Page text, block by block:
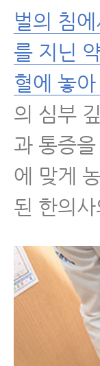
벌의 침
를 지닌
혈에 놓
의 심부
과 통증
에 맞게
된 한의